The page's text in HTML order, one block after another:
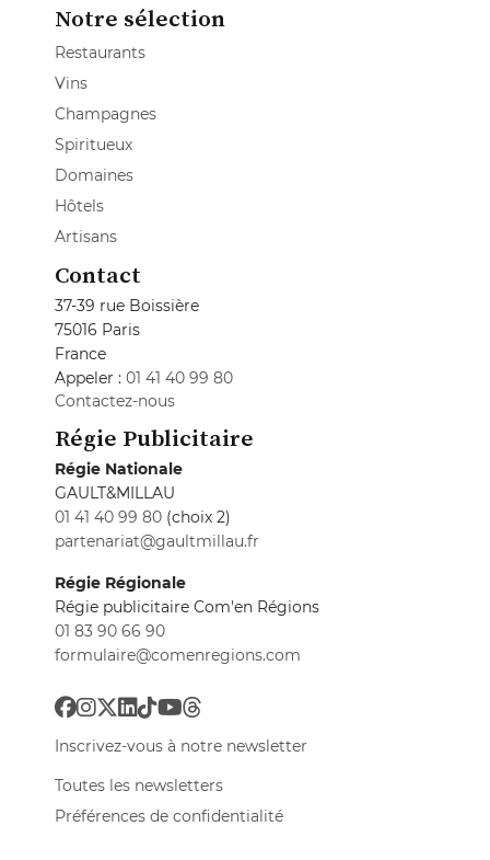
Notre sélection
Restaurants
Vins
Champagnes
Spiritueux
Domaines
Hôtels
Artisans
Contact
37-39 rue Boissière
75016 Paris
France
Appeler : 01 41 40 99 80
Contactez-nous
Régie Publicitaire
Régie Nationale
GAULT&MILLAU
01 41 40 99 80 (choix 2)
partenariat@gaultmillau.fr
Régie Régionale
Régie publicitaire Com'en Régions
01 83 90 66 90
formulaire@comenregions.com
Inscrivez-vous à notre newsletter
Toutes les newsletters
Préférences de confidentialité